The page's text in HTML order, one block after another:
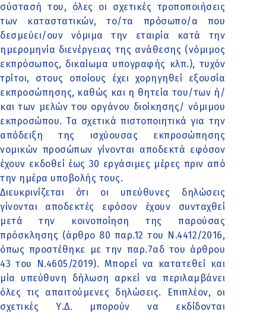
σύστασή του, όλες οι σχετικές τροποποιήσεις
των καταστατικών, το/τα πρόσωπο/α που
δεσμεύει/ουν νόμιμα την εταιρία κατά την
ημερομηνία διενέργειας της ανάθεσης (νόμιμος
εκπρόσωπος, δικαίωμα υπογραφής κλπ.), τυχόν
τρίτοι, στους οποίους έχει χορηγηθεί εξουσία
εκπροσώπησης, καθώς και η θητεία του/των ή/
και των μελών του οργάνου διοίκησης/ νόμιμου
εκπροσώπου. Τα σχετικά πιστοποιητικά για την
απόδειξη της ισχύουσας εκπροσώπησης
νομικών προσώπων γίνονται αποδεκτά εφόσον
έχουν εκδοθεί έως 30 εργάσιμες μέρες πριν από
την ημέρα υποβολής τους.
Διευκρινίζεται ότι οι υπεύθυνες δηλώσεις
γίνονται αποδεκτές εφόσον έχουν συνταχθεί
μετά την κοινοποίηση της παρούσας
πρόσκλησης (άρθρο 80 παρ.12 του Ν.4412/2016,
όπως προστέθηκε με την παρ.7αδ του άρθρου
43 του Ν.4605/2019). Μπορεί να κατατεθεί και
μία υπεύθυνη δήλωση αρκεί να περιλαμβάνει
όλες τις απαιτούμενες δηλώσεις. Επιπλέον, οι
σχετικές Υ.Δ. μπορούν να εκδίδονται